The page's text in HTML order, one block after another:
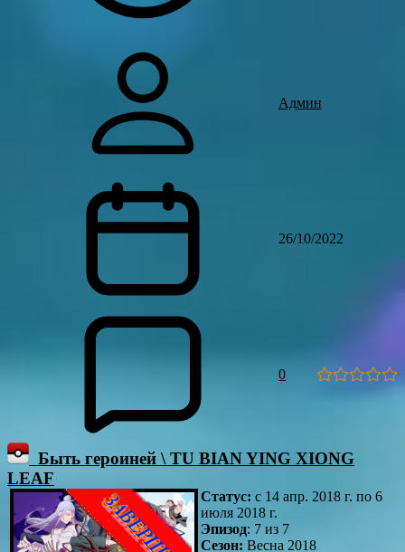
Админ
26/10/2022
0
Быть героиней \ TU BIAN YING XIONG
LEAF
Статус: с 14 апр. 2018 г. по 6
июля 2018 г.
Эпизод: 7 из 7
Сезон: Весна 2018